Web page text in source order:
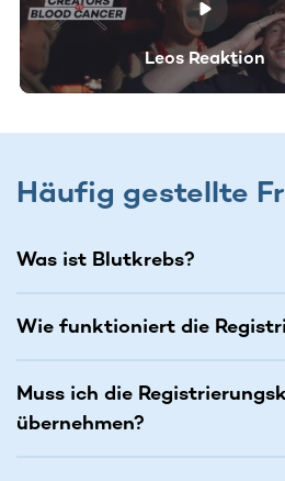
Leos Reaktion
Häufig gestellte
Was ist Blutkrebs?
Wie funktioniert die
Muss ich die
übernehmen?